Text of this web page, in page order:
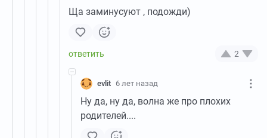
Ща заминусуют , подожди)
2
evlit 6 лет назад
Ну да, ну да, волна же про плохих
родителей....